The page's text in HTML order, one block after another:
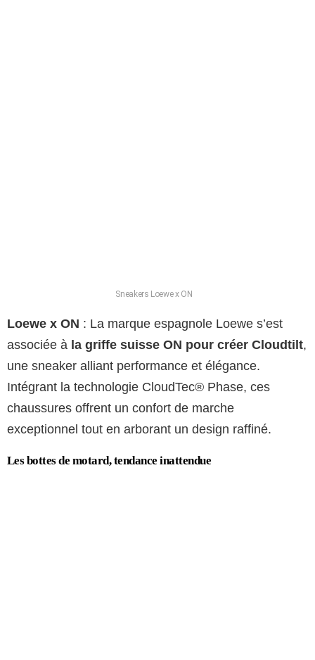
Sneakers Loewe x ON
Loewe x ON : La marque espagnole Loewe s’est
associée à la griffe suisse ON pour créer Cloudtilt,
une sneaker alliant performance et élégance.
Intégrant la technologie CloudTec® Phase, ces
chaussures offrent un confort de marche
exceptionnel tout en arborant un design raffiné.
Les bottes de motard, tendance inattendue